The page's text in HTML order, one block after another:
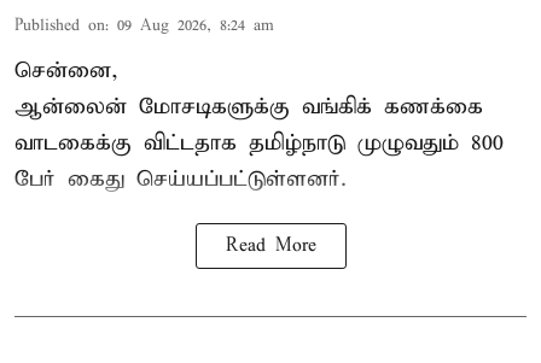
Published on: 09 Aug 2026, 8:24 am
சென்னை,
ஆன்லைன் மோசடிகளுக்கு வங்கிக் கணக்கை
வாடகைக்கு விட்டதாக தமிழ்நாடு முழுவதும் 800
பேர் கைது செய்யப்பட்டுள்ளனர்.
Read More